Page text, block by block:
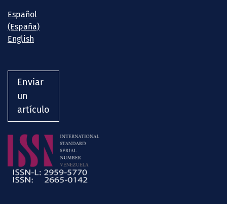
Español
(España)
English
Enviar
un
artículo